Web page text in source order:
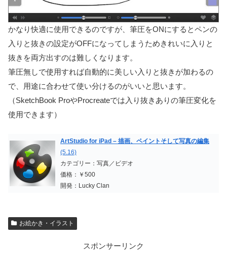
かなり快適に使用できるのですが、筆圧をONにするとペンの
入りと抜きの設定がOFFになってしまうためきれいに入りと
抜きを両方出すのは難しくなります。
筆圧無しで使用すれば自動的に美しい入りと抜きが加わるの
で、用途に合わせて使い分けるのがいいと思います。
（SketchBook ProやProcreateでは入り抜きありの筆圧変化を
使用できます）
ArtStudio for iPad – 描画、ペイントそして写真の編集
(5.16)
カテゴリー：写真／ビデオ
価格：￥500
開発：Lucky Clan
お絵かき・イラスト
スポンサーリンク